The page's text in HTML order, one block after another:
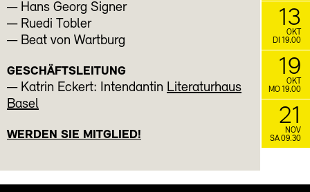
— Hans Georg Signer
— Ruedi Tobler
— Beat von Wartburg
GESCHÄFTSLEITUNG
— Katrin Eckert: Intendantin Literaturhaus
Basel
WERDEN SIE MITGLIED!
13
OKT
DI 19.00
19
OKT
MO 19.00
21
NOV
SA 09.30